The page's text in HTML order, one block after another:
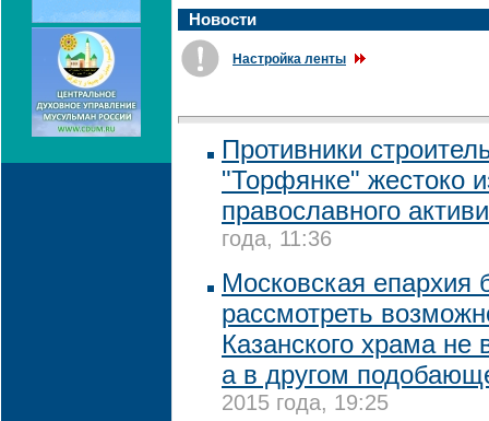
Новости
Настройка ленты
Противники
"Торфянке" жестоко
православного
года, 11:36
Московская епархия
рассмотреть
Казанского храма
а в другом
2015 года, 19:25